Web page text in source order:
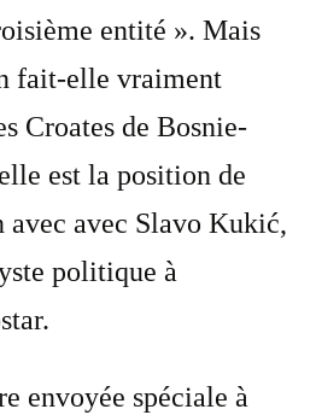
entité ». Mais
fait-elle vraiment
Croates de Bosnie-
est la position de
avec avec Slavo Kukić,
politique à
envoyée spéciale à